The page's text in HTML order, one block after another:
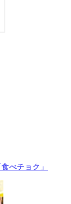
べチョク」